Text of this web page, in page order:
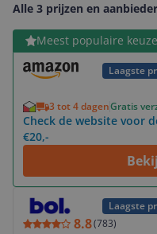
Alle 3 prijzen en
Meest populaire keuze
Laagste
3 tot 4 dagenGratis
Check de website voor
€20,-
Bekijk product
Laagste
8.8(783)
Bekijk product